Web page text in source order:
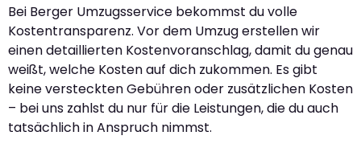
Bei Berger Umzugsservice bekommst du volle
Kostentransparenz. Vor dem Umzug erstellen wir
einen detaillierten Kostenvoranschlag, damit du genau
weißt, welche Kosten auf dich zukommen. Es gibt
keine versteckten Gebühren oder zusätzlichen Kosten
– bei uns zahlst du nur für die Leistungen, die du auch
tatsächlich in Anspruch nimmst.